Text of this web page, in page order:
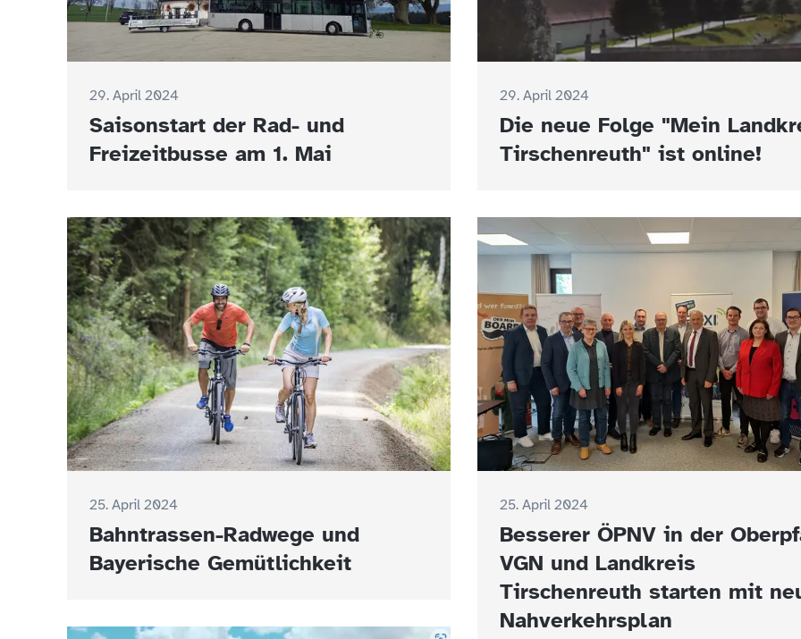
29. April 2024
Saisonstart der Rad- und
Freizeitbusse am 1. Mai
29. April 2024
Die neue Folge "Mein
Tirschenreuth" ist online!
25. April 2024
Bahntrassen-Radwege und
Bayerische Gemütlichkeit
25. April 2024
Besserer ÖPNV in der
VGN und Landkreis
Tirschenreuth starten mit
Nahverkehrsplan